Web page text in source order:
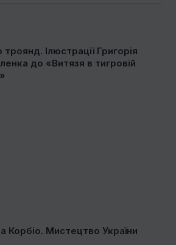
Ілюстрації Григорія
до «Витязя в тигровій
Корбіо. Мистецтво України